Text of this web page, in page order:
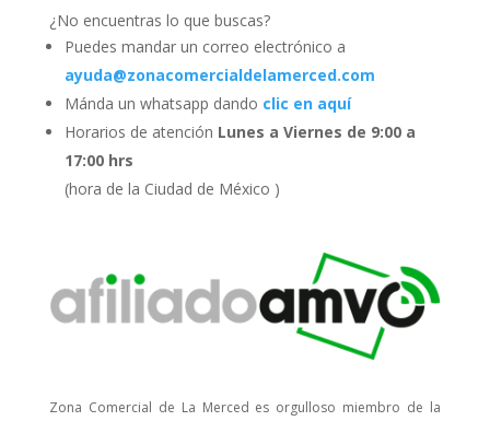
¿No encuentras lo que buscas?
Puedes mandar un correo electrónico a
ayuda@zonacomercialdelamerced.com
Mánda un whatsapp dando clic en aquí
Horarios de atención Lunes a Viernes de 9:00 a
17:00 hrs
(hora de la Ciudad de México )
Zona Comercial de La Merced es orgulloso miembro de la